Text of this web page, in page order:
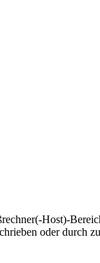
Host)-
oder durch